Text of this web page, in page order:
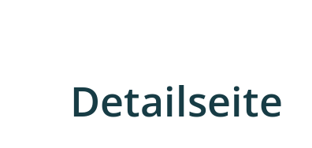
& Asellota
Bacillariophyta
Detailseite